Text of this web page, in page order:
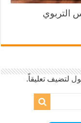
التربوي
لتضيف تعليقاً.